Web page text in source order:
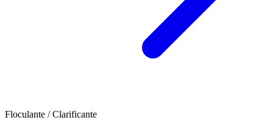
Floculante / Clarificante